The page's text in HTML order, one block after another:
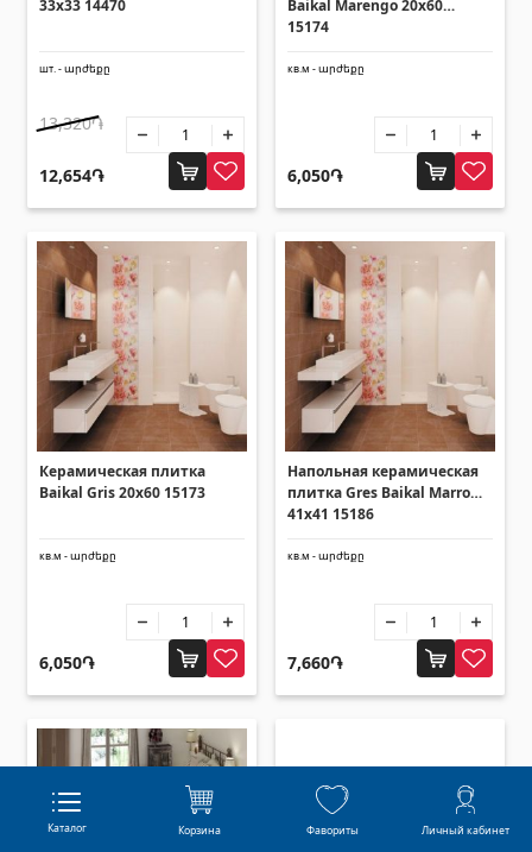
Каталог Корзина Фавориты Личный кабинет
33x33 14470
шт. - արժեքը
13,320֏
12,654֏
Baikal Marengo 20x60
15174
кв.м - արժեքը
6,050֏
Керамическая плитка
Baikal Gris 20x60 15173
кв.м - արժեքը
6,050֏
Напольная керамическая
плитка Gres Baikal Marron
41x41 15186
кв.м - արժեքը
7,660֏